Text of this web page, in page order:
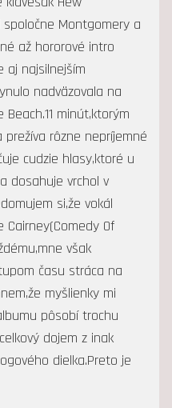
Montgomery a
až hororové intro
aj najsilnejším
nadväzovala na
minút,ktorým
rôzne nepríjemné
cudzie hlasy,ktoré u
dosahuje vrchol v
si,že vokál
Of
však
času stráca na
myšlienky mi
pôsobí trochu
dojem z inak
dielka.Preto je